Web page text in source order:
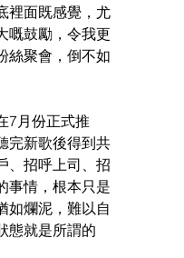
裡面既感覺，尤
嘅鼓勵，令我更
絲聚會，倒不如
7月份正式推
完新歌後得到共
、招呼上司、招
事情，根本只是
如爛泥，難以自
態就是所謂的